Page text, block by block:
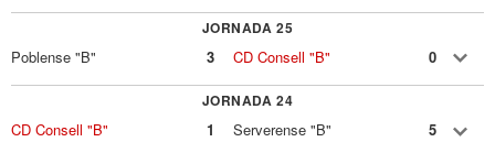
JORNADA 25
Poblense "B" 3 CD Consell "B" 0
JORNADA 24
CD Consell "B" 1 Serverense "B" 5